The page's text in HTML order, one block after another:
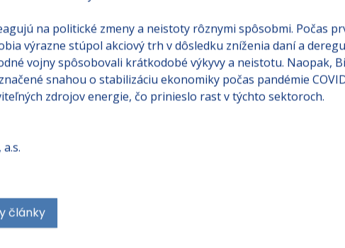
na politické zmeny a neistoty rôznymi spôsobmi. Počas
výrazne stúpol akciový trh v dôsledku zníženia daní a
vojny spôsobovali krátkodobé výkyvy a neistotu. Naopak,
snahou o stabilizáciu ekonomiky počas pandémie
články